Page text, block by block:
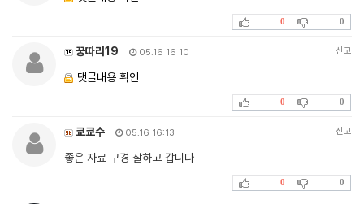
0 0
꿍따리19 05.16 16:10 신고
댓글내용 확인
0 0
쿄쿄수 05.16 16:13 신고
좋은 자료 구경 잘하고 갑니다
0 0